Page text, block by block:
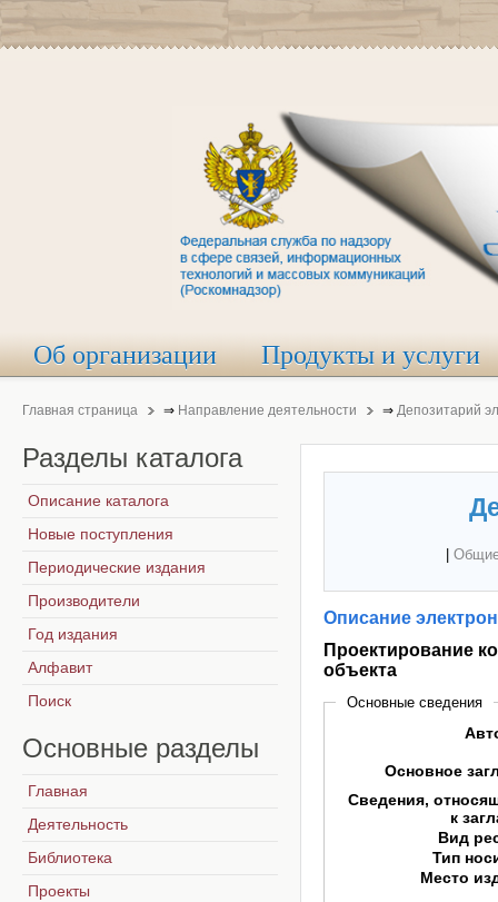
Об организации Продукты и услуги
Главная страница ⇒ Направление деятельности ⇒ Депозитарий
Описание
Проектирование
объекта
Основные сведения
Основное
Сведения,
к
Вид
Тип
Место
Разделы каталога
Описание каталога
Новые поступления
Периодические издания
Производители
Год издания
Алфавит
Поиск
Основные разделы
Главная
Деятельность
Библиотека
Проекты